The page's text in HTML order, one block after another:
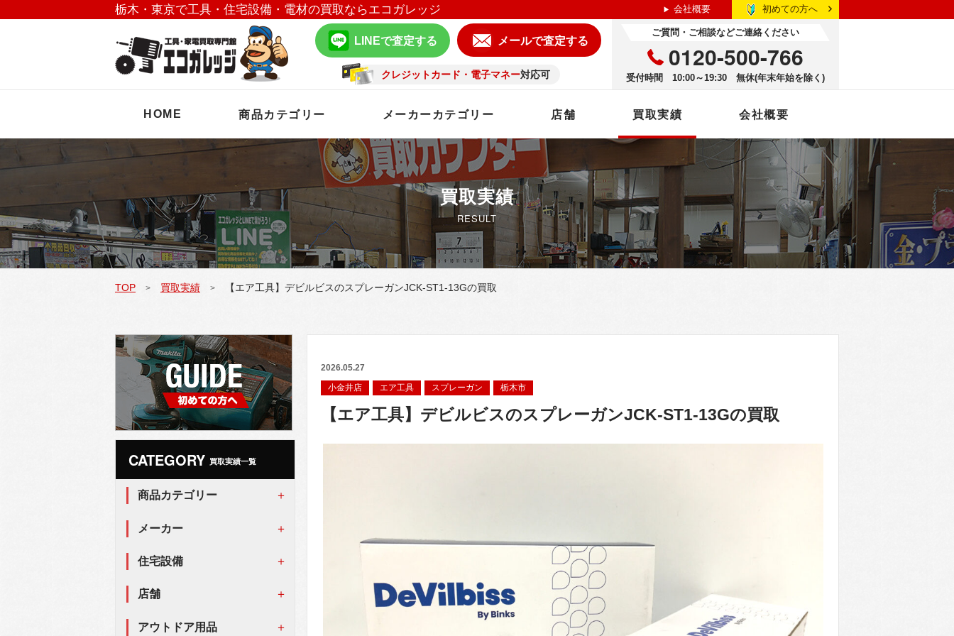
栃木・東京で工具・住宅設備・電材の買取ならエコガレッジ 会社概要 初めての方へ
LINEで査定する メールで査定する
クレジットカード・電子マネー対応可
ご質問・ご相談などご連絡ください
0120-500-766
受付時間 10:00～19:30 無休(年末年始を除く)
HOME 商品カテゴリー メーカーカテゴリー 店舗 買取実績 会社概要
買取実績
RESULT
TOP > 買取実績 > 【エア工具】デビルビスのスプレーガンJCK-ST1-13Gの買取
2026.05.27
小金井店
エア工具 スプレーガン 栃木市
【エア工具】デビルビスのスプレーガンJCK-ST1-13Gの買取
CATEGORY 買取実績一覧
商品カテゴリー
メーカー
住宅設備
店舗
アウトドア用品